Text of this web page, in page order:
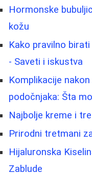
Hormonske
kožu
Kako pravilno
- Saveti i iskustva
Komplikacije
podočnjaka: Šta
Najbolje kreme i
Prirodni tretmani
Hijaluronska
Zablude